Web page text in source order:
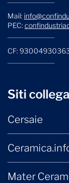
Mail:
PEC:
CF:
Siti
Cersaie
Mater